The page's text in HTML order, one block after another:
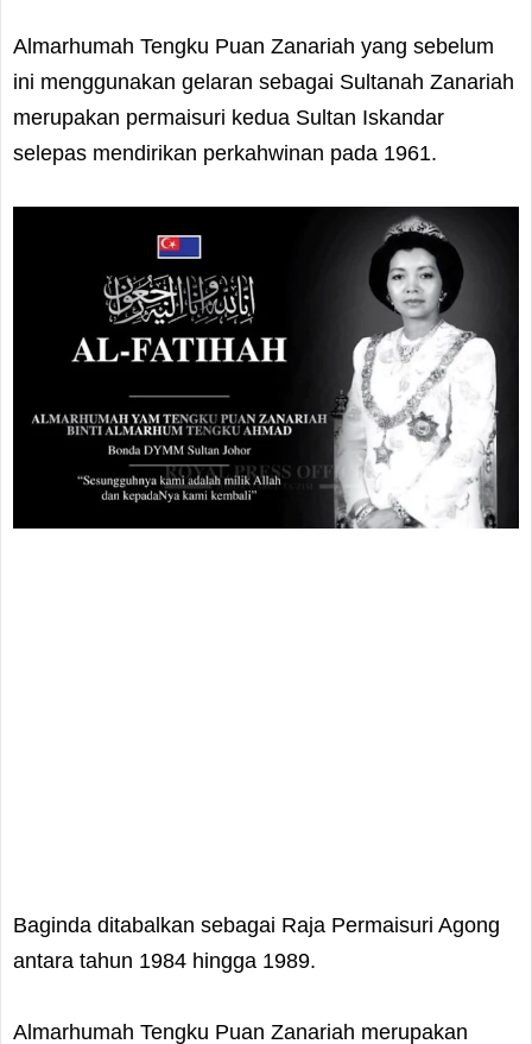
Almarhumah Tengku Puan Zanariah yang sebelum
ini menggunakan gelaran sebagai Sultanah Zanariah
merupakan permaisuri kedua Sultan Iskandar
selepas mendirikan perkahwinan pada 1961.
Baginda ditabalkan sebagai Raja Permaisuri Agong
antara tahun 1984 hingga 1989.
Almarhumah Tengku Puan Zanariah merupakan